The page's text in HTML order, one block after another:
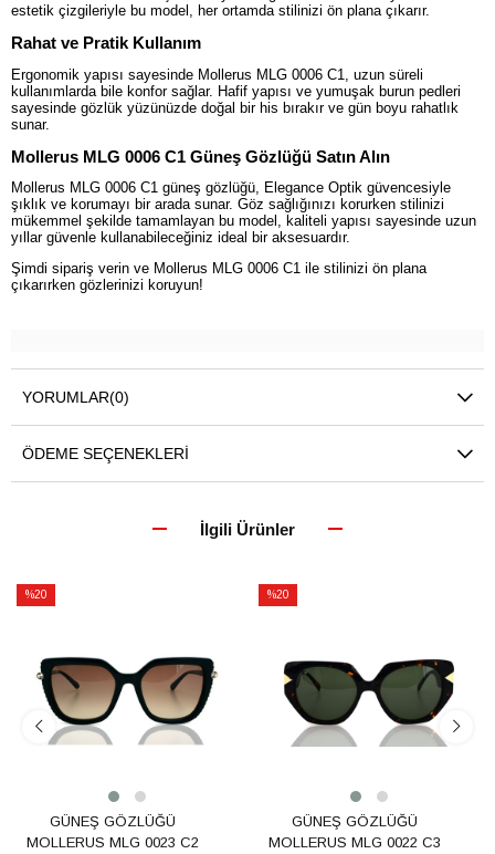
estetik çizgileriyle bu model, her ortamda stilinizi ön plana çıkarır.
Rahat ve Pratik Kullanım
Ergonomik yapısı sayesinde Mollerus MLG 0006 C1, uzun süreli
kullanımlarda bile konfor sağlar. Hafif yapısı ve yumuşak burun pedleri
sayesinde gözlük yüzünüzde doğal bir his bırakır ve gün boyu rahatlık
sunar.
Mollerus MLG 0006 C1 Güneş Gözlüğü Satın Alın
Mollerus MLG 0006 C1 güneş gözlüğü, Elegance Optik güvencesiyle
şıklık ve korumayı bir arada sunar. Göz sağlığınızı korurken stilinizi
mükemmel şekilde tamamlayan bu model, kaliteli yapısı sayesinde uzun
yıllar güvenle kullanabileceğiniz ideal bir aksesuardır.
Şimdi sipariş verin ve Mollerus MLG 0006 C1 ile stilinizi ön plana
çıkarırken gözlerinizi koruyun!
YORUMLAR(0)
ÖDEME SEÇENEKLERI
İlgili Ürünler
%20
GÜNEŞ GÖZLÜĞÜ
MOLLERUS MLG 0023 C2
%20
GÜNEŞ GÖZLÜĞÜ
MOLLERUS MLG 0022 C3